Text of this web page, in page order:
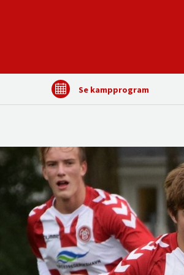
Se kampprogram